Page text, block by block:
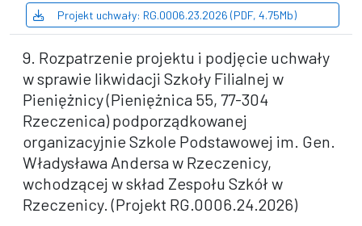
Projekt uchwały: RG.0006.23.2026 (PDF, 4.75Mb)
9. Rozpatrzenie projektu i podjęcie uchwały
w sprawie likwidacji Szkoły Filialnej w
Pieniężnicy (Pieniężnica 55, 77-304
Rzeczenica) podporządkowanej
organizacyjnie Szkole Podstawowej im. Gen.
Władysława Andersa w Rzeczenicy,
wchodzącej w skład Zespołu Szkół w
Rzeczenicy. (Projekt RG.0006.24.2026)